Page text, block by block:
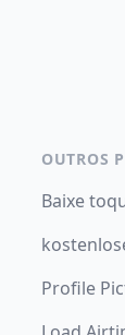
OUTROS
Baixe
Profile